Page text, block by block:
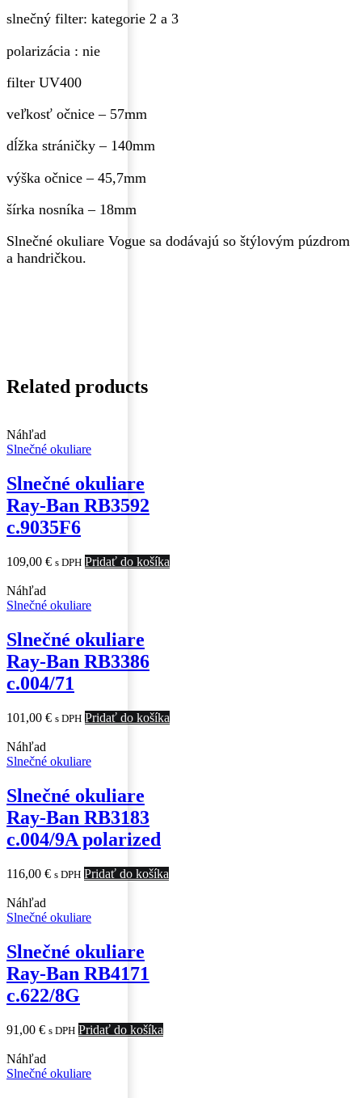
slnečný filter: kategorie 2 a 3
polarizácia : nie
filter UV400
veľkosť očnice – 57mm
dĺžka stráničky – 140mm
výška očnice – 45,7mm
šírka nosníka – 18mm
Slnečné okuliare Vogue sa dodávajú so štýlovým púzdrom
a handričkou.
Related products
Náhľad
Slnečné okuliare
Slnečné okuliare
Ray-Ban RB3592
c.9035F6
109,00 € s DPH Pridať do košíka
Náhľad
Slnečné okuliare
Slnečné okuliare
Ray-Ban RB3386
c.004/71
101,00 € s DPH Pridať do košíka
Náhľad
Slnečné okuliare
Slnečné okuliare
Ray-Ban RB3183
c.004/9A polarized
116,00 € s DPH Pridať do košíka
Náhľad
Slnečné okuliare
Slnečné okuliare
Ray-Ban RB4171
c.622/8G
91,00 € s DPH Pridať do košíka
Náhľad
Slnečné okuliare